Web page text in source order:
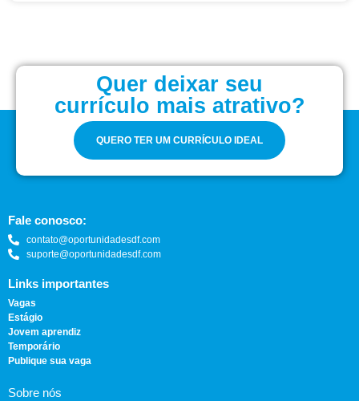
Quer deixar seu
currículo mais atrativo?
QUERO TER UM CURRÍCULO IDEAL
Fale conosco:
contato@oportunidadesdf.com
suporte@oportunidadesdf.com
Links importantes
Vagas
Estágio
Jovem aprendiz
Temporário
Publique sua vaga
Sobre nós